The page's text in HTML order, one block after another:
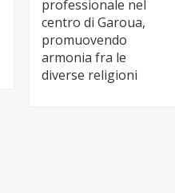
professionale nel
centro di Garoua,
promuovendo
armonia fra le
diverse religioni